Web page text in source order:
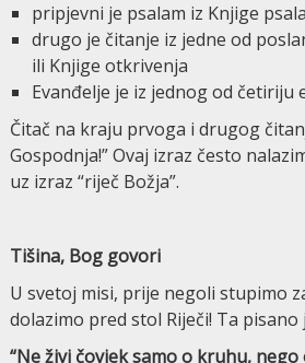
pripjevni je psalam iz Knjige
drugo je čitanje iz jedne od
ili Knjige otkrivenja
Evanđelje je iz jednog od četiriju
Čitač na kraju prvoga i drugog
Gospodnja!” Ovaj izraz često
uz izraz “riječ Božja”.
Tišina, Bog govori
U svetoj misi, prije negoli stupimo
dolazimo pred stol Riječi! Ta pisano
“Ne živi čo­vjek samo o kruhu,